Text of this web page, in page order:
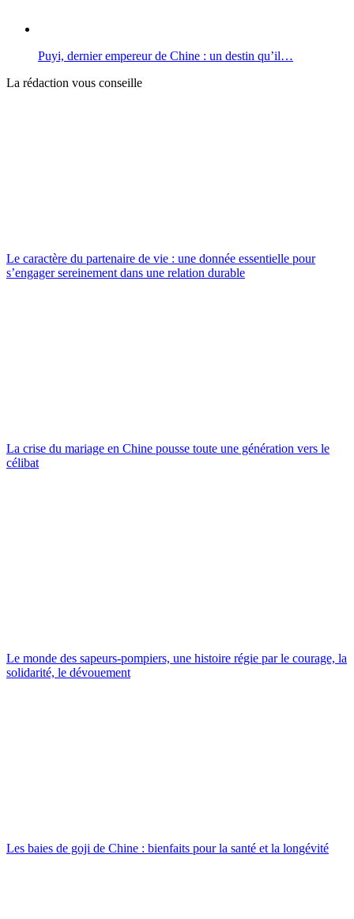
Puyi, dernier empereur de Chine : un destin qu’il…
La rédaction vous conseille
Le caractère du partenaire de vie : une donnée essentielle pour
s’engager sereinement dans une relation durable
La crise du mariage en Chine pousse toute une génération vers le
célibat
Le monde des sapeurs-pompiers, une histoire régie par le courage, la
solidarité, le dévouement
Les baies de goji de Chine : bienfaits pour la santé et la longévité